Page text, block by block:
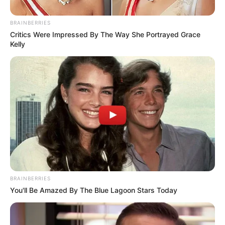
Alerta Tolima
Emergencia Cañón del Combeima
Valentina Cortés Castillo
Noviembre 4, 2025
BRAINBERRIES
Critics Were Impressed By The Way She Portrayed Grace
Kelly
BRAINBERRIES
You'll Be Amazed By The Blue Lagoon Stars Today